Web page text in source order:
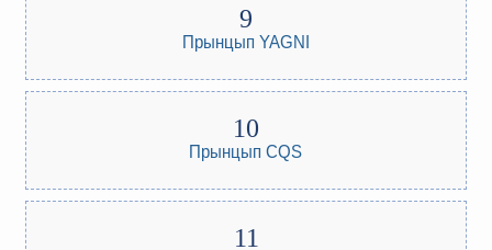
Прынцып YAGNI
Прынцып CQS